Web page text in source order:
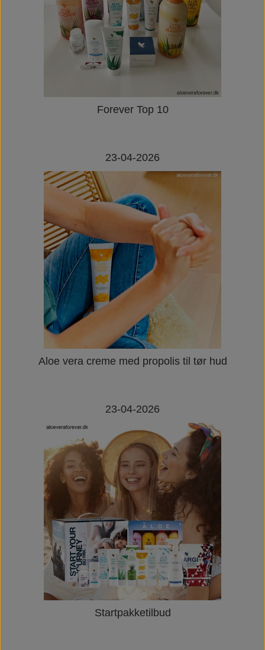
Forever Top 10
23-04-2026
Aloe vera creme med propolis til tør hud
23-04-2026
Startpakketilbud